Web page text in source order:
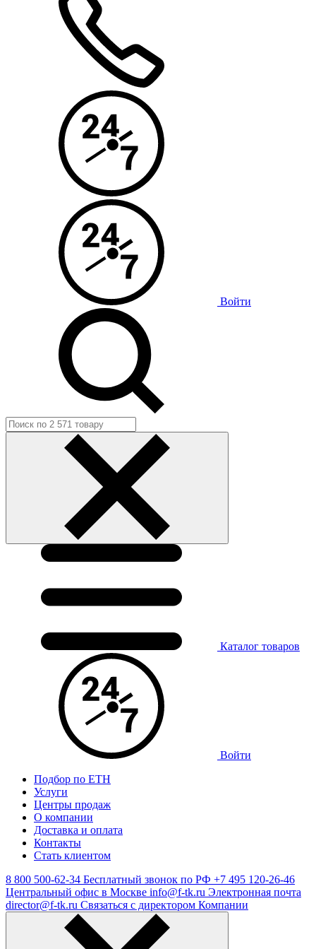
Войти
Каталог товаров
Войти
Подбор по ЕТН
Услуги
Центры продаж
О компании
Доставка и оплата
Контакты
Стать клиентом
8 800 500-62-34 Бесплатный звонок по РФ +7 495 120-26-46
Центральный офис в Москве info@f-tk.ru Электронная почта
director@f-tk.ru Связаться с директором Компании